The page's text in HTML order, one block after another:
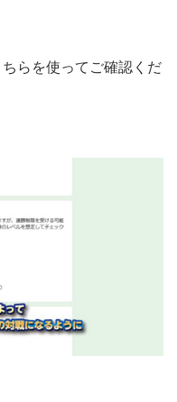
らを使ってご確認くだ